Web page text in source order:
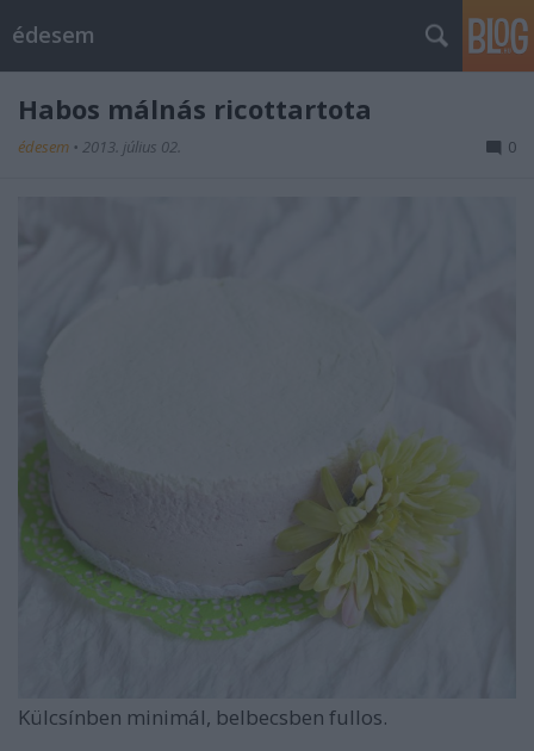
édesem
Habos málnás ricottartota
édesem • 2013. július 02. 0
Külcsínben minimál, belbecsben fullos.